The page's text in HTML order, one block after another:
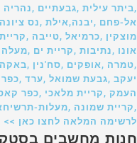
,ביתר עילית ,גבעתיים
אל-פחם ,יבנה,אילת ,נס
מוצקין ,כרמיאל ,טייבה
אונו ,נתיבות ,קריית ים
,טמרה ,אופקים ,סח'נין ,באקה
יעקב ,גבעת שמואל ,ערד
העמק ,קריית מלאכי ,כפר
,קריית שמונה ,מעלות-
לרשימה המלאה לחצו כאן >>
חנות מחשבים